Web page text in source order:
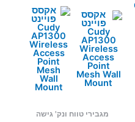
מגבירי טווח ונק' גישה